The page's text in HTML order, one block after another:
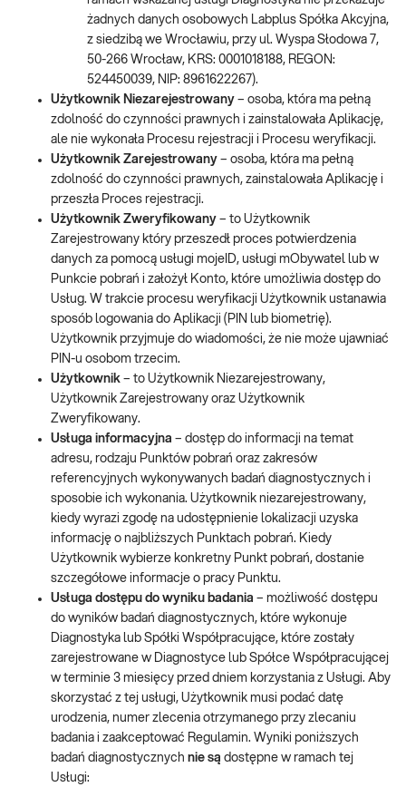
żadnych danych osobowych Labplus Spółka Akcyjna,
z siedzibą we Wrocławiu, przy ul. Wyspa Słodowa 7,
50-266 Wrocław, KRS: 0001018188, REGON:
524450039, NIP: 8961622267).
Użytkownik Niezarejestrowany – osoba, która ma pełną
zdolność do czynności prawnych i zainstalowała Aplikację,
ale nie wykonała Procesu rejestracji i Procesu weryfikacji.
Użytkownik Zarejestrowany – osoba, która ma pełną
zdolność do czynności prawnych, zainstalowała Aplikację i
przeszła Proces rejestracji.
Użytkownik Zweryfikowany – to Użytkownik
Zarejestrowany który przeszedł proces potwierdzenia
danych za pomocą usługi mojeID, usługi mObywatel lub w
Punkcie pobrań i założył Konto, które umożliwia dostęp do
Usług. W trakcie procesu weryfikacji Użytkownik ustanawia
sposób logowania do Aplikacji (PIN lub biometrię).
Użytkownik przyjmuje do wiadomości, że nie może ujawniać
PIN-u osobom trzecim.
Użytkownik – to Użytkownik Niezarejestrowany,
Użytkownik Zarejestrowany oraz Użytkownik
Zweryfikowany.
Usługa informacyjna – dostęp do informacji na temat
adresu, rodzaju Punktów pobrań oraz zakresów
referencyjnych wykonywanych badań diagnostycznych i
sposobie ich wykonania. Użytkownik niezarejestrowany,
kiedy wyrazi zgodę na udostępnienie lokalizacji uzyska
informację o najbliższych Punktach pobrań. Kiedy
Użytkownik wybierze konkretny Punkt pobrań, dostanie
szczegółowe informacje o pracy Punktu.
Usługa dostępu do wyniku badania – możliwość dostępu
do wyników badań diagnostycznych, które wykonuje
Diagnostyka lub Spółki Współpracujące, które zostały
zarejestrowane w Diagnostyce lub Spółce Współpracującej
w terminie 3 miesięcy przed dniem korzystania z Usługi. Aby
skorzystać z tej usługi, Użytkownik musi podać datę
urodzenia, numer zlecenia otrzymanego przy zlecaniu
badania i zaakceptować Regulamin. Wyniki poniższych
badań diagnostycznych nie są dostępne w ramach tej
Usługi: